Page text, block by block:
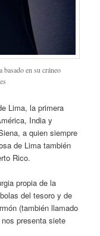
basado en su cráneo
Lima, la primera
India y
a quien siempre
de Lima también
Rico.
propia de la
del tesoro y de
(también llamado
presenta siete